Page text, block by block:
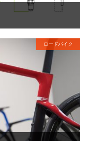
ロードバイク